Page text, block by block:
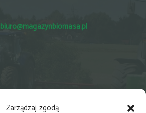
Zarządzaj zgodą
biuro@magazynbiomasa.pl